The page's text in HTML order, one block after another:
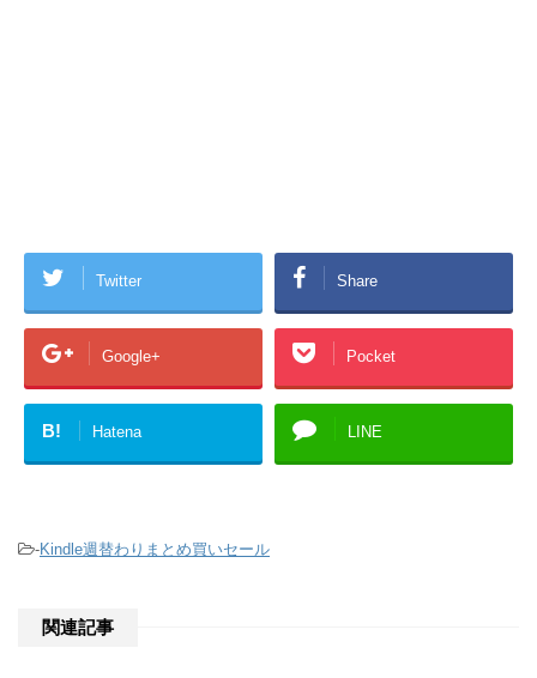
Twitter Share
Google+ Pocket
B! Hatena LINE
-Kindle週替わりまとめ買いセール
関連記事